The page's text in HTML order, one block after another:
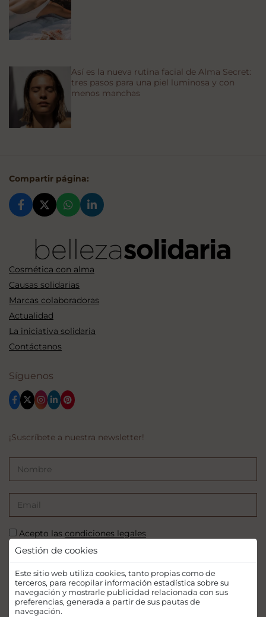
Gestión de cookies
Este sitio web utiliza cookies, tanto propias como de
terceros, para recopilar información estadística sobre su
navegación y mostrarle publicidad relacionada con sus
preferencias, generada a partir de sus pautas de
navegación.
Así es la nueva rutina facial de Alma Secret:
tres pasos para una piel luminosa y con
menos manchas
Compartir página:
Cosmética con alma
Causas solidarias
Marcas colaboradoras
Actualidad
La iniciativa solidaria
Contáctanos
Síguenos
¡Suscríbete a nuestra newsletter!
Acepto las condiciones legales